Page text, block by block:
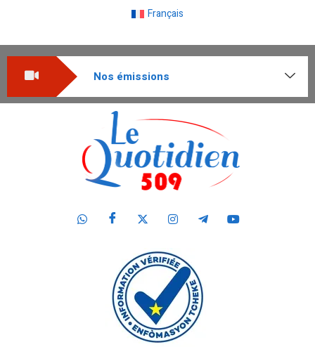
Français
Nos émissions